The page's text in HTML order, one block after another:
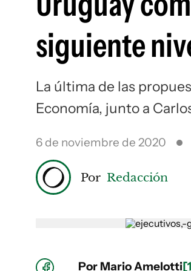
siguiente
La última de las
Economía, junto a
6 de noviembre de 2020
Por Redacción
Por Mario Amelotti